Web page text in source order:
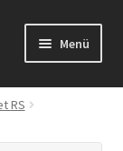
Menü
RS